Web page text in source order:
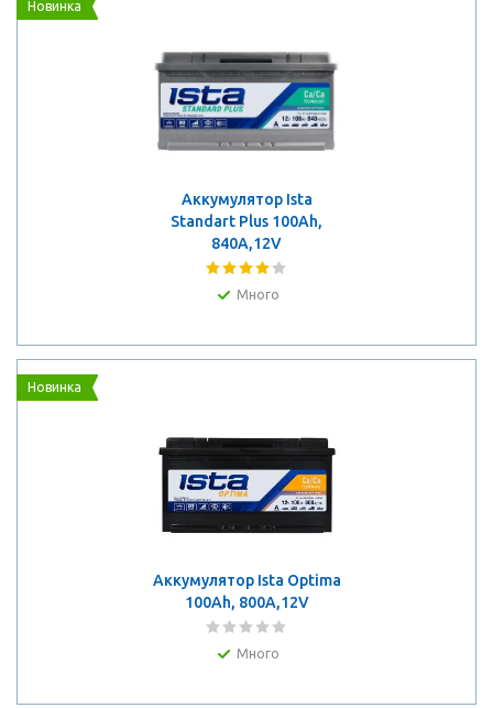
Новинка
Аккумулятор Ista
Standart Plus 100Ah,
840A,12V
Много
Новинка
Аккумулятор Ista Optima
100Ah, 800A,12V
Много